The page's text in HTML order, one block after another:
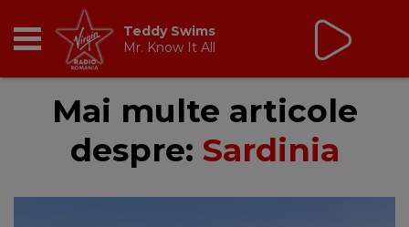
RADIO
BREAKFAST
TIC TALK
Teddy Swims
Mr. Know It All
Mai multe articole
despre: Sardinia